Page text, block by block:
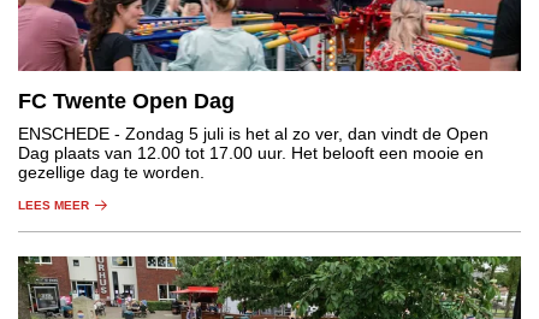
FC Twente Open Dag
ENSCHEDE - Zondag 5 juli is het al zo ver, dan vindt de Open
Dag plaats van 12.00 tot 17.00 uur. Het belooft een mooie en
gezellige dag te worden.
LEES MEER